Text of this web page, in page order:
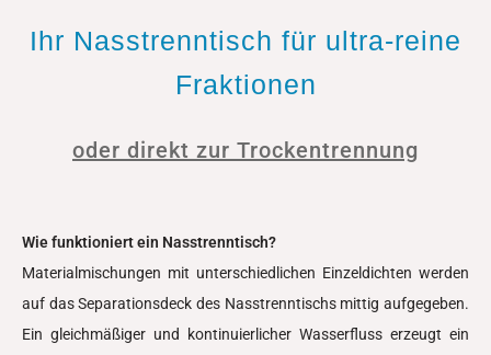
Ihr Nasstrenntisch für ultra-reine
Fraktionen
oder direkt zur Trockentrennung
Wie funktioniert ein Nasstrenntisch?
Materialmischungen mit unterschiedlichen Einzeldichten werden
auf das Separationsdeck des Nasstrenntischs mittig aufgegeben.
Ein gleichmäßiger und kontinuierlicher Wasserfluss erzeugt ein